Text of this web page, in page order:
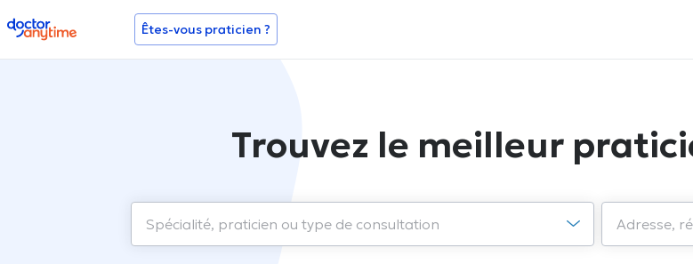
doctoranytime Êtes-vous praticien ?
Trouvez le meilleur